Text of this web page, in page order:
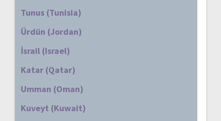
Tunus (Tunisia)
Ürdün (Jordan)
İsrail (Israel)
Katar (Qatar)
Umman (Oman)
Kuveyt (Kuwait)